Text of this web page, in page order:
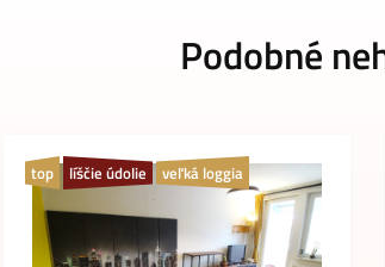
Podobné
top líščie údolie veľká loggia